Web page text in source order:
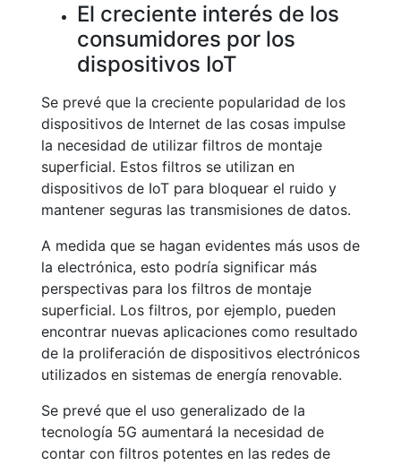
El creciente interés de los
consumidores por los
dispositivos IoT
Se prevé que la creciente popularidad de los
dispositivos de Internet de las cosas impulse
la necesidad de utilizar filtros de montaje
superficial. Estos filtros se utilizan en
dispositivos de IoT para bloquear el ruido y
mantener seguras las transmisiones de datos.
A medida que se hagan evidentes más usos de
la electrónica, esto podría significar más
perspectivas para los filtros de montaje
superficial. Los filtros, por ejemplo, pueden
encontrar nuevas aplicaciones como resultado
de la proliferación de dispositivos electrónicos
utilizados en sistemas de energía renovable.
Se prevé que el uso generalizado de la
tecnología 5G aumentará la necesidad de
contar con filtros potentes en las redes de